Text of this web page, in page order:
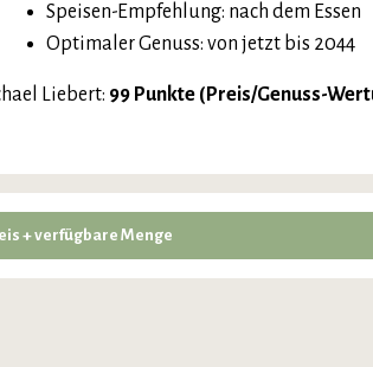
Speisen-Empfehlung: nach dem Essen
Optimaler Genuss: von jetzt bis 2044
Liebert: 99 Punkte (Preis/Genuss-
+ verfügbare Menge